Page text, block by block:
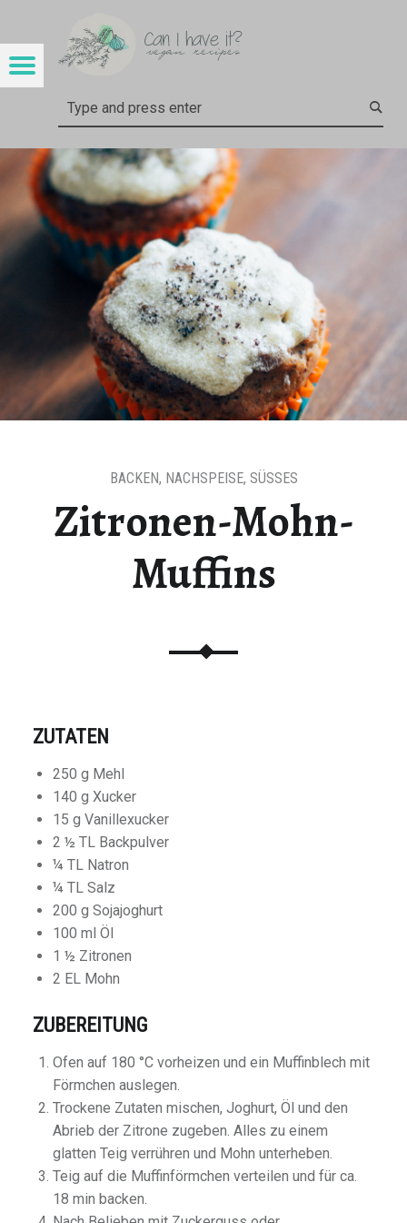
Menu
navigation
Zitronen-Mohn-
Muffins
BACKEN, NACHSPEISE,SÜSSES
ZUTATEN
250 g Mehl
140 g Xucker
15 g Vanillexucker
2 ½ TL Backpulver
¼ TL Natron
¼ TL Salz
200 g Sojajoghurt
100 ml Öl
1 ½ Zitronen
2 EL Mohn
ZUBEREITUNG
Ofen auf 180 °C vorheizen und ein Muffinblech mit
Förmchen auslegen.
Trockene Zutaten mischen, Joghurt, Öl und den
Abrieb der Zitrone zugeben. Alles zu einem
glatten Teig verrühren und Mohn unterheben.
Teig auf die Muffinförmchen verteilen und für ca.
18 min backen.